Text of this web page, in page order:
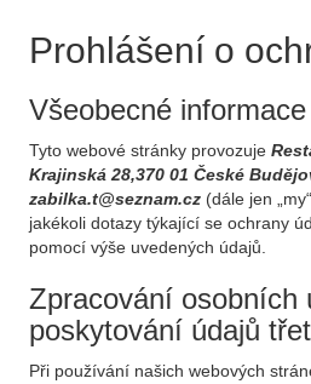
Prohlášení o
Všeobecné informace
Tyto webové stránky provozuje
Krajinská 28,370 01 České
zabilka.t@seznam.cz (dále jen
jakékoli dotazy týkající se ochrany
pomocí výše uvedených údajů.
Zpracování osobních
poskytování údajů
Při používání našich webových